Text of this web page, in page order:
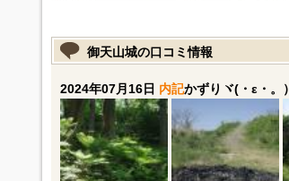
御天山城の口コミ情報
2024年07月16日 内記かずりヾ(・ε・。）